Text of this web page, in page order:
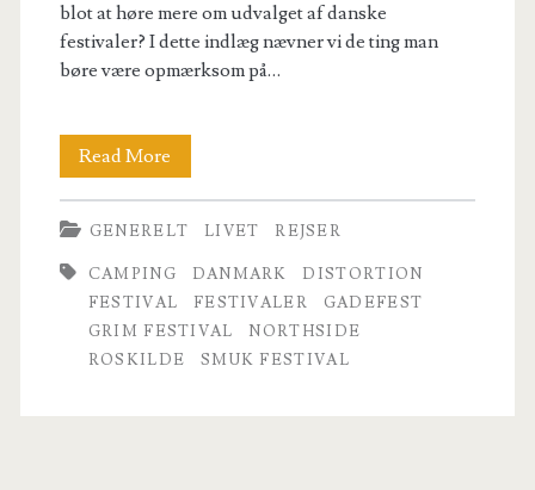
blot at høre mere om udvalget af danske
festivaler? I dette indlæg nævner vi de ting man
børe være opmærksom på…
Read More
festival
bør
jeg
besøge
til
GENERELT LIVET REJSER
CAMPING DANMARK
DISTORTION
FESTIVAL
FESTIVALER
GADEFEST
GRIM FESTIVAL
NORTHSIDE
ROSKILDE
SMUK FESTIVAL